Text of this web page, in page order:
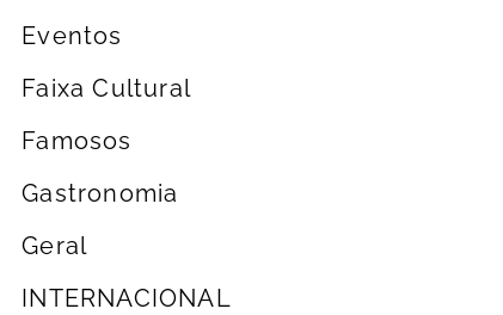
Eventos
Faixa Cultural
Famosos
Gastronomia
Geral
INTERNACIONAL